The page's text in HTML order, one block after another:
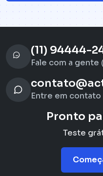
(11) 94444-
Fale com a gente
Entre em contato
Pronto
Teste